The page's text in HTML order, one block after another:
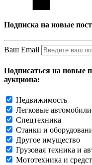
Подписка на новые
Ваш Email
Подписаться на новые
аукциона:
Недвижимость
Легковые автомобили
Спецтехника
Станки и
Другое имущество
Грузовая техника и
Мототехника и